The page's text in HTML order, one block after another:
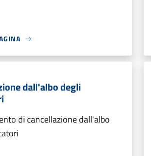
dall'albo degli
di cancellazione dall'albo